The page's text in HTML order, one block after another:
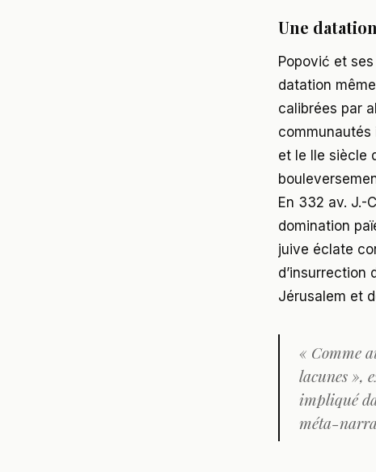
Une
Popović et
datation
calibrées par
communautés
et le IIe siècle
En 332 av. J.-
domination
juive éclate
d’insurrection
Jérusalem et
« Comme
lacunes »,
impliqué
méta-